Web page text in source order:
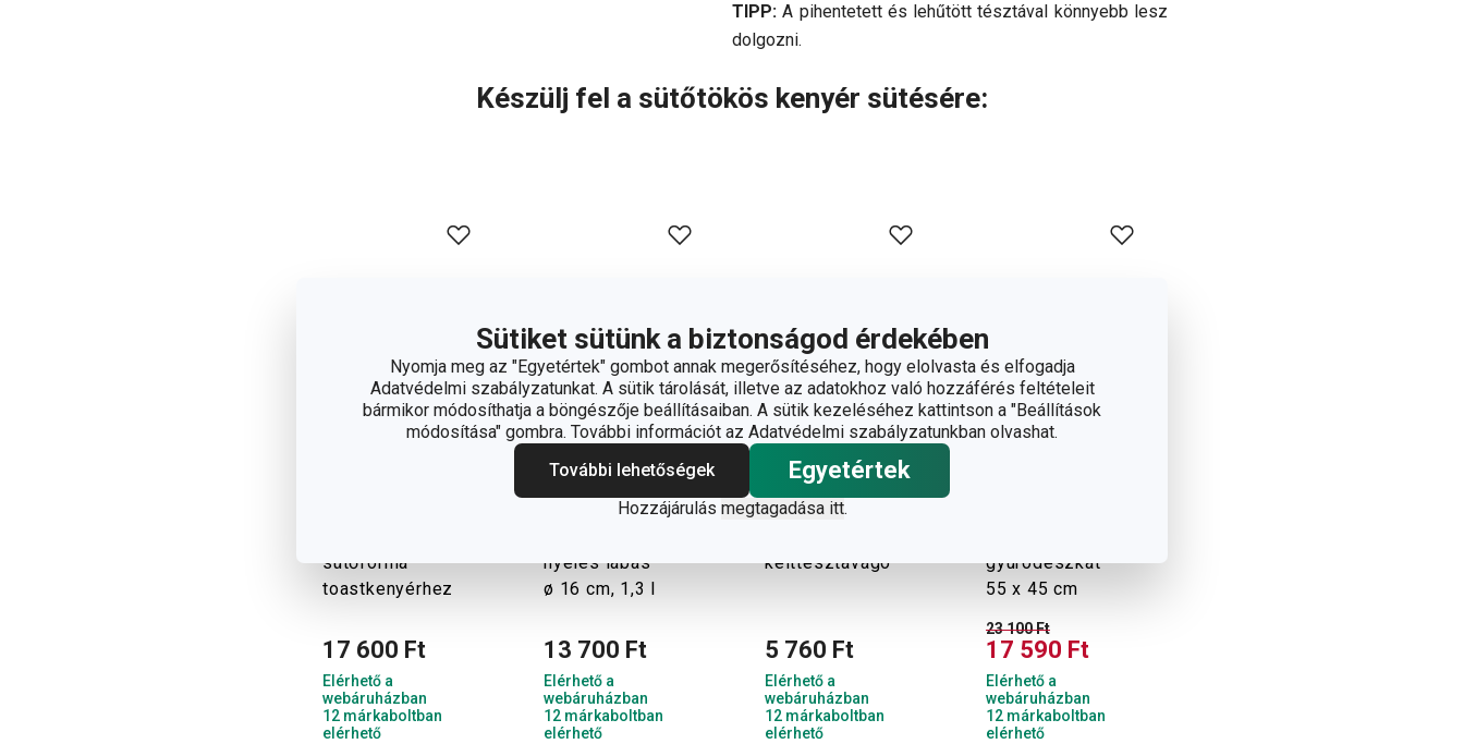
Sütiket sütünk a biztonságod érdekében
Nyomja meg az "Egyetértek" gombot annak megerősítéséhez, hogy elolvasta és elfogadja
Adatvédelmi szabályzatunkat. A sütik tárolását, illetve az adatokhoz való hozzáférés feltételeit
bármikor módosíthatja a böngészője beállításaiban. A sütik kezeléséhez kattintson a "Beállítások
módosítása" gombra. További információt az Adatvédelmi szabályzatunkban olvashat.
További lehetőségek
Egyetértek
Hozzájárulás megtagadása itt.
TIPP: A pihentetett és lehűtött tésztával könnyebb lesz
dolgozni.
Készülj fel a sütőtökös kenyér sütésére:
sütőforma
toastkenyérhez
17 600 Ft
Elérhető a
webáruházban
12 márkaboltban
elérhető
nyeles lábas
ø 16 cm, 1,3 l
13 700 Ft
Elérhető a
webáruházban
12 márkaboltban
elérhető
kelttésztavágó
5 760 Ft
Elérhető a
webáruházban
12 márkaboltban
elérhető
gyúródeszkat
55 x 45 cm
23 100 Ft
17 590 Ft
Elérhető a
webáruházban
12 márkaboltban
elérhető